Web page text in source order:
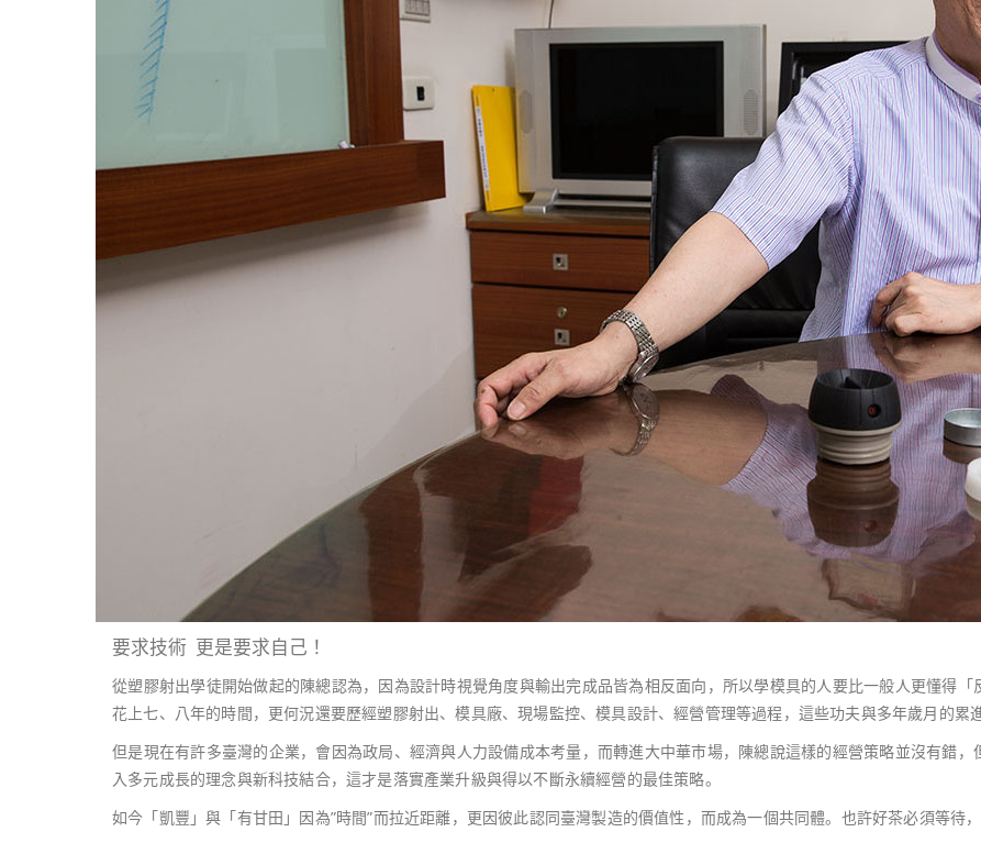
要求技術 更是要求自己！
從塑膠射出學徒開始做起的陳總認為，因為設計時視覺角度與輸出完成品皆為相反面向，所以學模具的人要比一般人更懂得
花上七、八年的時間，更何況還要歷經塑膠射出、模具廠、現場監控、模具設計、經營管理等過程，這些功夫與多年歲月的累
但是現在有許多臺灣的企業，會因為政局、經濟與人力設備成本考量，而轉進大中華市場，陳總說這樣的經營策略並沒有錯
入多元成長的理念與新科技結合，這才是落實產業升級與得以不斷永續經營的最佳策略。
如今「凱豐」與「有甘田」因為”時間”而拉近距離，更因彼此認同臺灣製造的價值性，而成為一個共同體。也許好茶必須等待